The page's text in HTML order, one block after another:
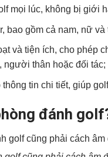
mọi lúc, không bị giới
bao gồm cả nam, nữ và
và tiện ích, cho phép
thân hoặc đối tác;
tin chi tiết, giúp
đánh